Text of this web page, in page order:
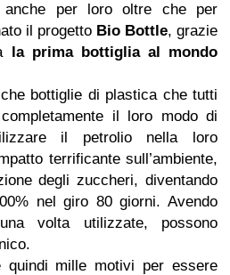
per loro oltre che per
il progetto Bio Bottle, grazie
la prima bottiglia al mondo
bottiglie di plastica che tutti
il loro modo di
il petrolio nella loro
terrificante sull’ambiente,
degli zuccheri, diventando
nel giro 80 giorni. Avendo
volta utilizzate, possono
quindi mille motivi per essere